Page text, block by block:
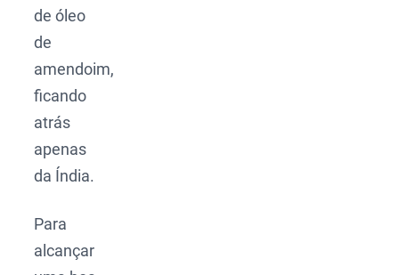
de óleo
de
amendoim,
ficando
atrás
apenas
da Índia.
Para
alcançar